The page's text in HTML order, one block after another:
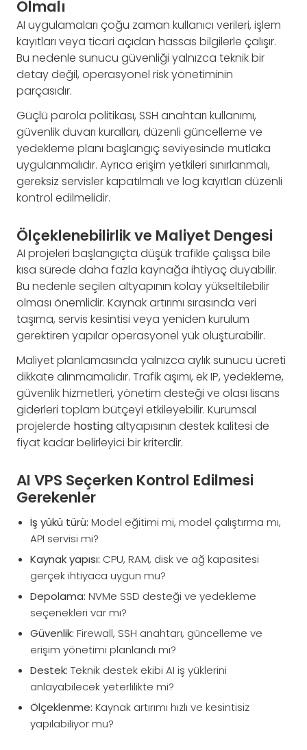
Olmalı
AI uygulamaları çoğu zaman kullanıcı verileri, işlem
kayıtları veya ticari açıdan hassas bilgilerle çalışır.
Bu nedenle sunucu güvenliği yalnızca teknik bir
detay değil, operasyonel risk yönetiminin
parçasıdır.
Güçlü parola politikası, SSH anahtarı kullanımı,
güvenlik duvarı kuralları, düzenli güncelleme ve
yedekleme planı başlangıç seviyesinde mutlaka
uygulanmalıdır. Ayrıca erişim yetkileri sınırlanmalı,
gereksiz servisler kapatılmalı ve log kayıtları düzenli
kontrol edilmelidir.
Ölçeklenebilirlik ve Maliyet Dengesi
AI projeleri başlangıçta düşük trafikle çalışsa bile
kısa sürede daha fazla kaynağa ihtiyaç duyabilir.
Bu nedenle seçilen altyapının kolay yükseltilebilir
olması önemlidir. Kaynak artırımı sırasında veri
taşıma, servis kesintisi veya yeniden kurulum
gerektiren yapılar operasyonel yük oluşturabilir.
Maliyet planlamasında yalnızca aylık sunucu ücreti
dikkate alınmamalıdır. Trafik aşımı, ek IP, yedekleme,
güvenlik hizmetleri, yönetim desteği ve olası lisans
giderleri toplam bütçeyi etkileyebilir. Kurumsal
projelerde hostingaltyapısının destek kalitesi de
fiyat kadar belirleyici bir kriterdir.
AI VPS Seçerken Kontrol Edilmesi
Gerekenler
İş yükü türü: Model eğitimi mi, model çalıştırma mı,
API servisi mi?
Kaynak yapısı: CPU, RAM, disk ve ağ kapasitesi
gerçek ihtiyaca uygun mu?
Depolama: NVMe SSD desteği ve yedekleme
seçenekleri var mı?
Güvenlik: Firewall, SSH anahtarı, güncelleme ve
erişim yönetimi planlandı mı?
Destek: Teknik destek ekibi AI iş yüklerini
anlayabilecek yeterlilikte mi?
Ölçeklenme: Kaynak artırımı hızlı ve kesintisiz
yapılabiliyor mu?